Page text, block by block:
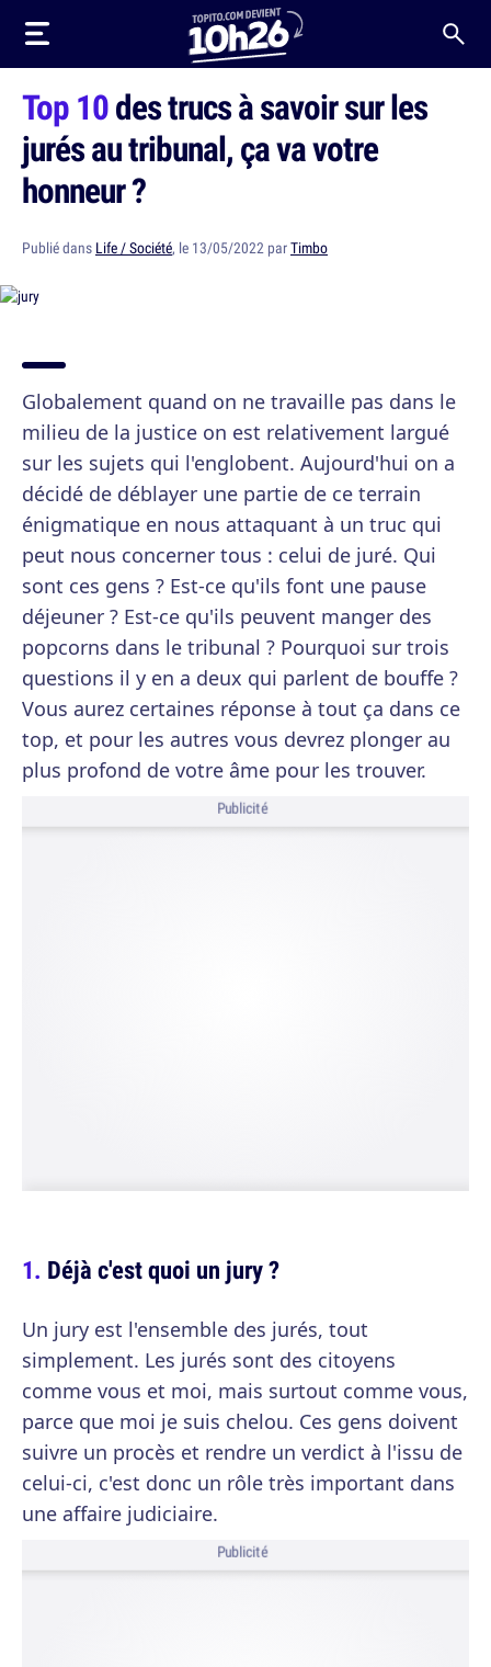
Top 10des trucs à savoir sur les
jurés au tribunal, ça va votre
honneur ?
Publié dans Life / Société, le 13/05/2022 parTimbo
Globalement quand on ne travaille pas dans le
milieu de la justice on est relativement largué
sur les sujets qui l'englobent. Aujourd'hui on a
décidé de déblayer une partie de ce terrain
énigmatique en nous attaquant à un truc qui
peut nous concerner tous : celui de juré. Qui
sont ces gens ? Est-ce qu'ils font une pause
déjeuner ? Est-ce qu'ils peuvent manger des
popcorns dans le tribunal ? Pourquoi sur trois
questions il y en a deux qui parlent de bouffe ?
Vous aurez certaines réponse à tout ça dans ce
top, et pour les autres vous devrez plonger au
plus profond de votre âme pour les trouver.
Publicité
Déjà c'est quoi un jury ?
Un jury est l'ensemble des jurés, tout
simplement. Les jurés sont des citoyens
comme vous et moi, mais surtout comme vous,
parce que moi je suis chelou. Ces gens doivent
suivre un procès et rendre un verdict à l'issu de
celui-ci, c'est donc un rôle très important dans
une affaire judiciaire.
Publicité